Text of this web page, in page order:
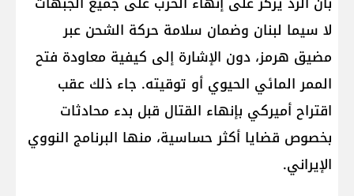
لا سيما لبنان وضمان سلامة حركة الشحن عبر
مضيق هرمز، دون الإشارة إلى كيفية معاودة فتح
الممر المائي الحيوي أو توقيته. جاء ذلك عقب
اقتراح أميركي بإنهاء القتال قبل بدء محادثات
بخصوص قضايا أكثر حساسية، منها البرنامج النووي
الإيراني.